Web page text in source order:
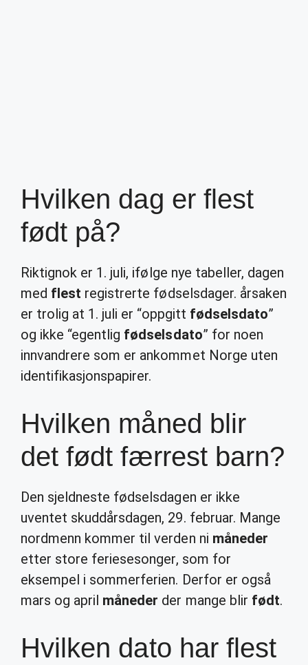
Hvilken dag er flest
født på?
Riktignok er 1. juli, ifølge nye tabeller, dagen
med flest registrerte fødselsdager. årsaken
er trolig at 1. juli er “oppgitt fødselsdato”
og ikke “egentlig fødselsdato” for noen
innvandrere som er ankommet Norge uten
identifikasjonspapirer.
Hvilken måned blir
det født færrest barn?
Den sjeldneste fødselsdagen er ikke
uventet skuddårsdagen, 29. februar. Mange
nordmenn kommer til verden ni måneder
etter store feriesesonger, som for
eksempel i sommerferien. Derfor er også
mars og april måneder der mange blir født.
Hvilken dato har flest